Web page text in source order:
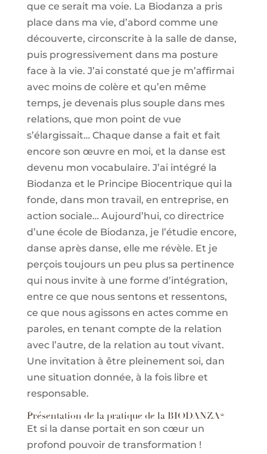
que ce serait ma voie. La Biodanza a pris
place dans ma vie, d’abord comme une
découverte, circonscrite à la salle de danse,
puis progressivement dans ma posture
face à la vie. J’ai constaté que je m’affirmai
avec moins de colère et qu’en même
temps, je devenais plus souple dans mes
relations, que mon point de vue
s’élargissait… Chaque danse a fait et fait
encore son œuvre en moi, et la danse est
devenu mon vocabulaire. J’ai intégré la
Biodanza et le Principe Biocentrique qui la
fonde, dans mon travail, en entreprise, en
action sociale… Aujourd’hui, co directrice
d’une école de Biodanza, je l’étudie encore,
danse après danse, elle me révèle. Et je
perçois toujours un peu plus sa pertinence
qui nous invite à une forme d’intégration,
entre ce que nous sentons et ressentons,
ce que nous agissons en actes comme en
paroles, en tenant compte de la relation
avec l’autre, de la relation au tout vivant.
Une invitation à être pleinement soi, dan
une situation donnée, à la fois libre et
responsable.
Présentation de la pratique de la BIODANZA®
Et si la danse portait en son cœur un
profond pouvoir de transformation !